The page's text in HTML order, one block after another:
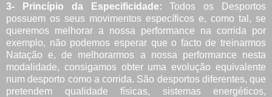
3- Princípio da Especificidade: Todos os Desportos
possuem os seus movimentos específicos e, como tal, se
queremos melhorar a nossa performance na corrida por
exemplo, não podemos esperar que o facto de treinarmos
Natação e, de melhorarmos a nossa performance nesta
modalidade, consigamos obter uma evolução equivalente
num desporto como a corrida. São desportos diferentes, que
pretendem qualidade físicas, sistemas energéticos,